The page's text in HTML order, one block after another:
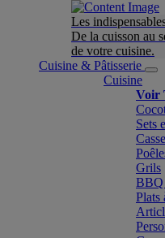
Les
De la cuisson au
de votre cuisine.
Cuisine & Pâtisserie
Cuisine
Voir
Sets
Grils
BBQ
Plats